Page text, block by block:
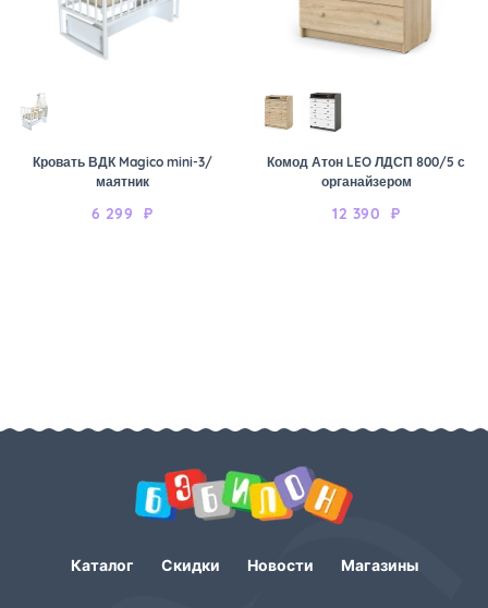
Кровать ВДК Magico mini-3/
маятник
6 299 ₽
Комод Атон LEO ЛДСП 800/5 с
органайзером
12 390 ₽
Каталог Скидки Новости Магазины